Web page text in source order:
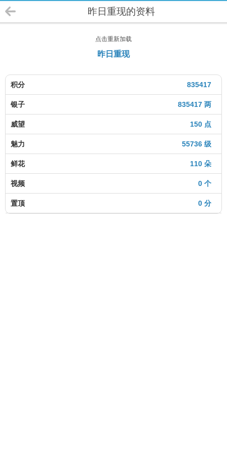
昨日重现的资料
点击重新加载
昨日重现
835417
积分
835417 两
银子
150 点
威望
55736 级
魅力
110 朵
鲜花
0 个
视频
0 分
置顶